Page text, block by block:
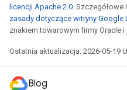
licencji Apache 2.0 .
zasady dotyczące witryny Google
znakiem towarowym firmy Oracle
Ostatnia aktualizacja: 2026-05-19
Blog